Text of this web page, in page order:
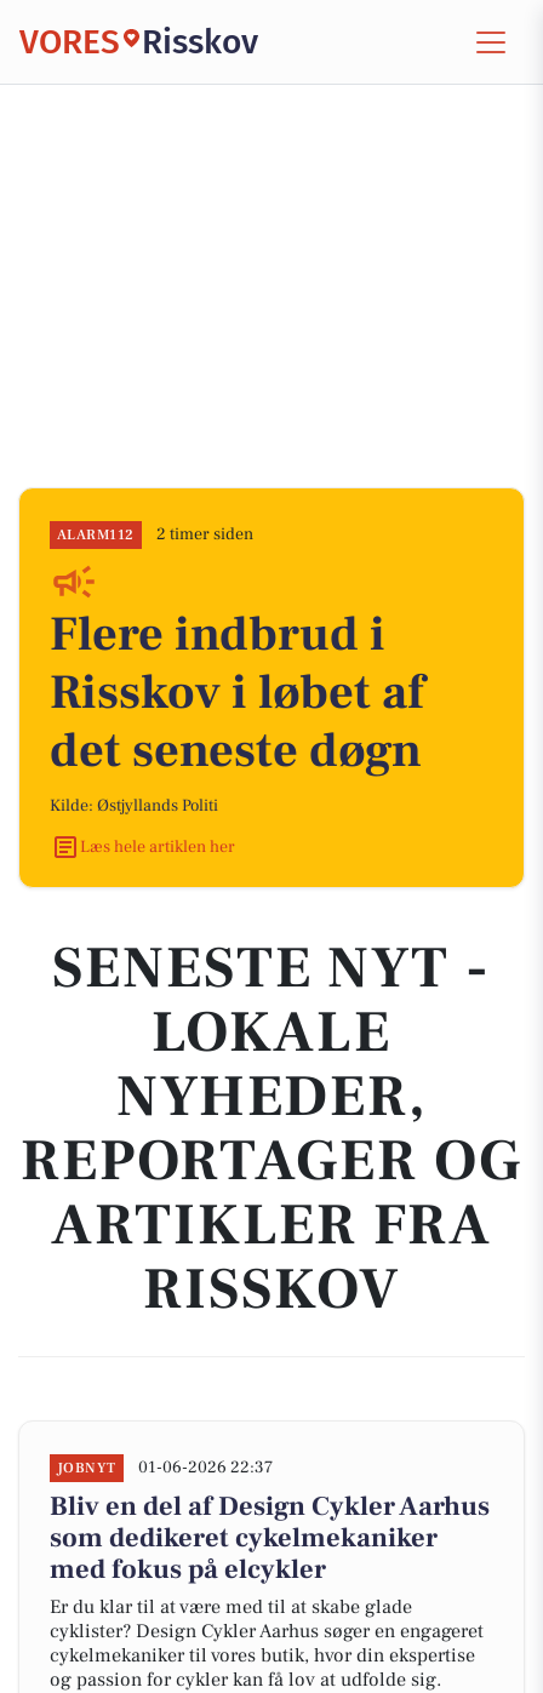
VORES Risskov
ALARM112 2 timer siden
Flere indbrud i
Risskov i løbet af
det seneste døgn
Kilde: Østjyllands Politi
Læs hele artiklen her
SENESTE NYT -
LOKALE
NYHEDER,
REPORTAGER OG
ARTIKLER FRA
RISSKOV
JOBNYT 01-06-2026 22:37
Bliv en del af Design Cykler Aarhus
som dedikeret cykelmekaniker
med fokus på elcykler
Er du klar til at være med til at skabe glade
cyklister? Design Cykler Aarhus søger en engageret
cykelmekaniker til vores butik, hvor din ekspertise
og passion for cykler kan få lov at udfolde sig.